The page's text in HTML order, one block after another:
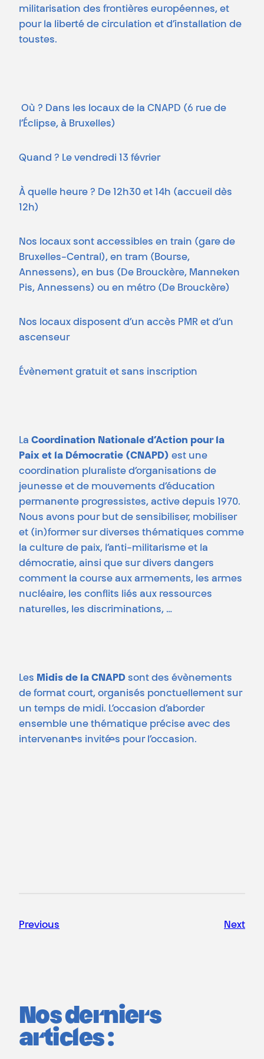
militarisation des frontières européennes, et
pour la liberté de circulation et d’installation de
toustes.
Où ? Dans les locaux de la CNAPD (6 rue de
l’Éclipse, à Bruxelles)
Quand ? Le vendredi 13 février
À quelle heure ? De 12h30 et 14h (accueil dès
12h)
Nos locaux sont accessibles en train (gare de
Bruxelles-Central), en tram (Bourse,
Annessens), en bus (De Brouckère, Manneken
Pis, Annessens) ou en métro (De Brouckère)
Nos locaux disposent d’un accès PMR et d’un
ascenseur
Évènement gratuit et sans inscription
La Coordination Nationale d’Action pour la
Paix et la Démocratie (CNAPD) est une
coordination pluraliste d’organisations de
jeunesse et de mouvements d’éducation
permanente progressistes, active depuis 1970.
Nous avons pour but de sensibiliser, mobiliser
et (in)former sur diverses thématiques comme
la culture de paix, l’anti-militarisme et la
démocratie, ainsi que sur divers dangers
comment la course aux armements, les armes
nucléaire, les conflits liés aux ressources
naturelles, les discriminations, …
Les Midis de la CNAPD sont des évènements
de format court, organisés ponctuellement sur
un temps de midi. L’occasion d’aborder
ensemble une thématique précise avec des
intervenant·es invité·es pour l’occasion.
Previous Next
Nos derniers
articles :